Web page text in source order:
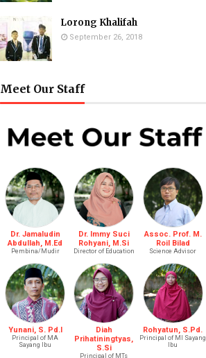
Lorong Khalifah
September 26, 2018
Meet Our Staff
Dr. Jamaludin
Abdullah, M.Ed
Pembina/Mudir
Dr. Immy Suci
Rohyani, M.Si
Director of Education
Assoc. Prof. M.
Roil Bilad
Science Advisor
Yunani, S. Pd.I
Principal of MA
Sayang Ibu
Diah
Prihatiningtyas,
S.Si
Principal of MTs
Rohyatun, S.Pd.
Principal of MI Sayang
Ibu